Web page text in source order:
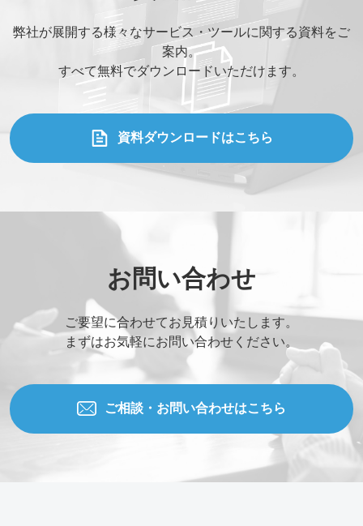
当社WEBサイトを知った経緯
添付ファイル (合計10MBまでの添付ファイルが送信できま
Drag and drop files here or Browse Files
Upload upto5Files. Max File Size:2 MB
必須項目に入力してください。
弊社が展開する様々なサービス・ツールに関する資料をご
案内。
すべて無料でダウンロードいただけます。
資料ダウンロードはこちら
お問い合わせ
ご要望に合わせてお見積りいたします。
まずはお気軽にお問い合わせください。
ご相談・お問い合わせはこちら